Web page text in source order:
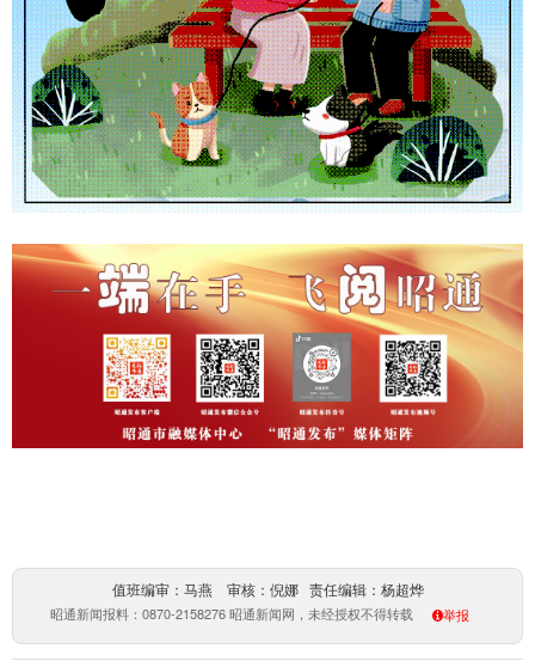
值班编审：马燕 审核：倪娜 责任编辑：杨超烨
昭通新闻报料：0870-2158276 昭通新闻网，未经授权不得转载 举报